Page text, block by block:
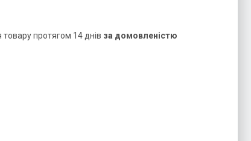
товару протягом 14 днів за домовленістю